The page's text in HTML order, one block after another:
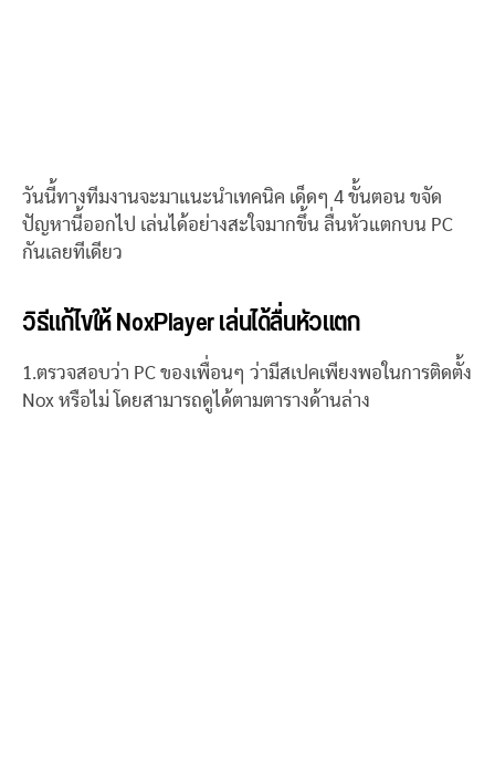
วันนี้ทางทีมงานจะมาแนะนำเทคนิค เด็ดๆ 4 ขั้นตอน ขจัด
ปัญหานี้ออกไป เล่นได้อย่างสะใจมากขึ้น ลื่นหัวแตกบน PC
กันเลยทีเดียว
วิธีแก้ไขให้ NoxPlayer เล่นได้ลื่นหัวแตก
1.ตรวจสอบว่า PC ของเพื่อนๆ ว่ามีสเปคเพียงพอในการติดตั้ง
Nox หรือไม่ โดยสามารถดูได้ตามตารางด้านล่าง